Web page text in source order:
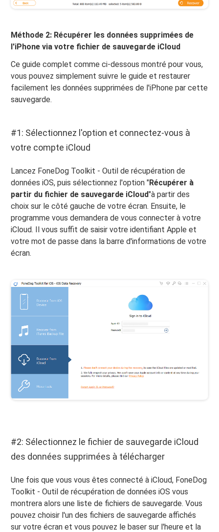
Méthode 2: Récupérer les données supprimées de
l'iPhone via votre fichier de sauvegarde iCloud
Ce guide complet comme ci-dessous montré pour vous,
vous pouvez simplement suivre le guide et restaurer
facilement les données supprimées de l'iPhone par cette
sauvegarde.
#1: Sélectionnez l'option et connectez-vous à
votre compte iCloud
Lancez FoneDog Toolkit - Outil de récupération de
données iOS, puis sélectionnez l'option "Récupérer à
partir du fichier de sauvegarde iCloud"à partir des
choix sur le côté gauche de votre écran. Ensuite, le
programme vous demandera de vous connecter à votre
iCloud. Il vous suffit de saisir votre identifiant Apple et
votre mot de passe dans la barre d'informations de votre
écran.
#2: Sélectionnez le fichier de sauvegarde iCloud
des données supprimées à télécharger
Une fois que vous vous êtes connecté à iCloud, FoneDog
Toolkit - Outil de récupération de données iOS vous
montrera alors une liste de fichiers de sauvegarde. Vous
pouvez choisir l'un des fichiers de sauvegarde affichés
sur votre écran et vous pouvez le baser sur l'heure et la